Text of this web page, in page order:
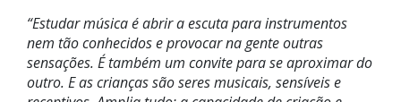
“Estudar música é abrir a escuta para instrumentos
nem tão conhecidos e provocar na gente outras
sensações. É também um convite para se aproximar do
outro. E as crianças são seres musicais, sensíveis e